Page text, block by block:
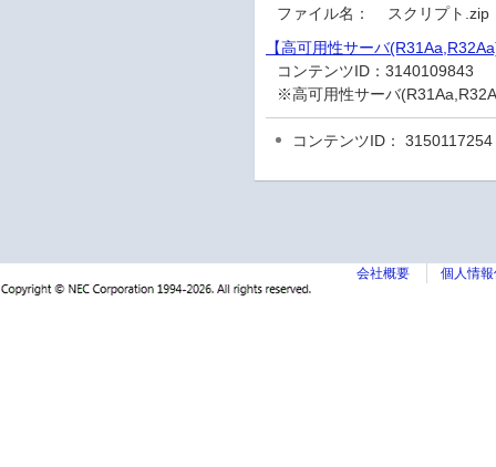
ファイル名：
スクリプト
【高可用性サーバ
コンテンツID：3140109843
※高可用性サーバ
コンテンツID： 3150117254
会社概要 個人情